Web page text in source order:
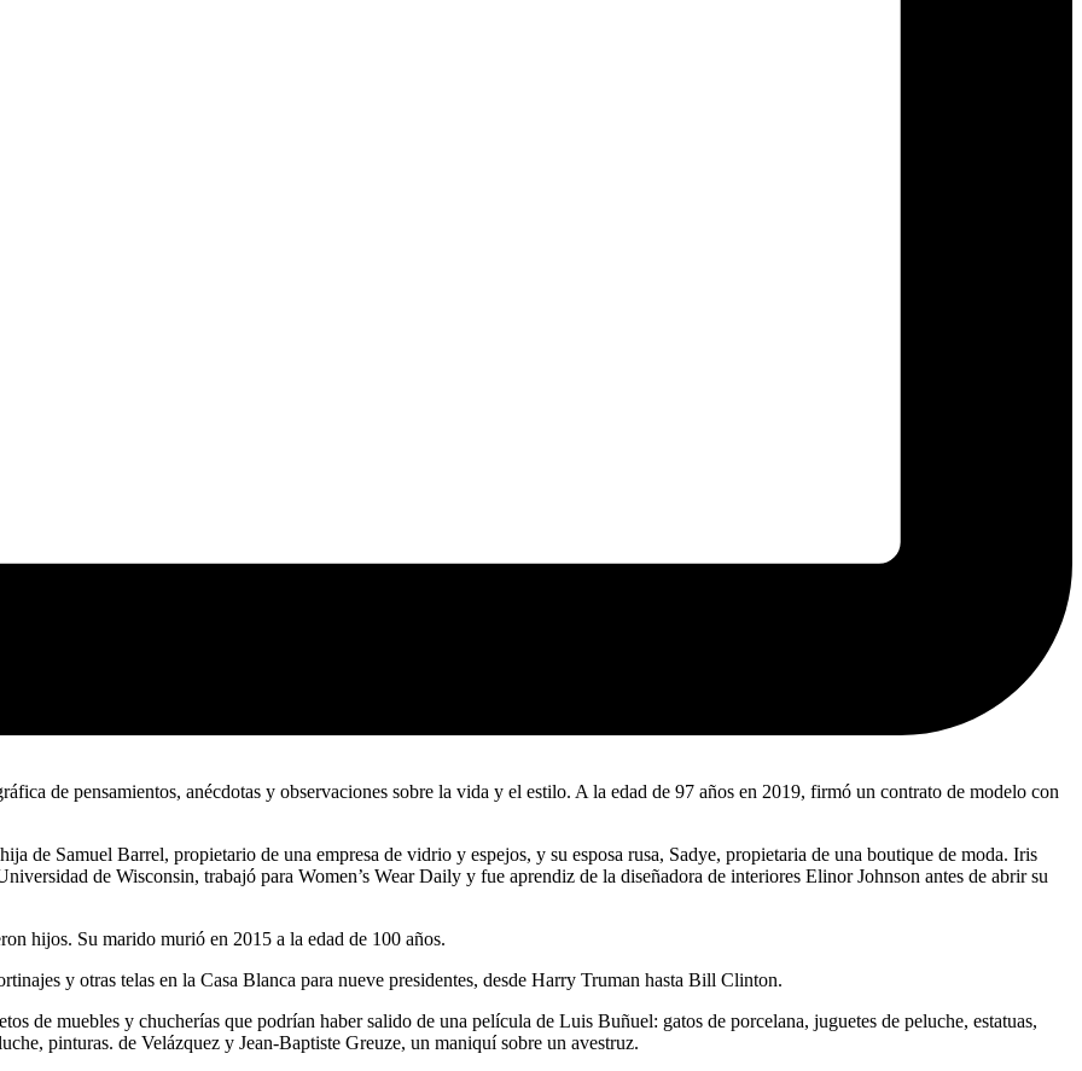
de pensamientos, anécdotas y observaciones sobre la vida y el estilo. A la edad de 97 años en 2019, firmó un contrato de modelo con
de Samuel Barrel, propietario de una empresa de vidrio y espejos, y su esposa rusa, Sadye, propietaria de una boutique de moda. Iris
de Wisconsin, trabajó para Women’s Wear Daily y fue aprendiz de la diseñadora de interiores Elinor Johnson antes de abrir su
hijos. Su marido murió en 2015 a la edad de 100 años.
y otras telas en la Casa Blanca para nueve presidentes, desde Harry Truman hasta Bill Clinton.
de muebles y chucherías que podrían haber salido de una película de Luis Buñuel: gatos de porcelana, juguetes de peluche, estatuas,
pinturas. de Velázquez y Jean-Baptiste Greuze, un maniquí sobre un avestruz.